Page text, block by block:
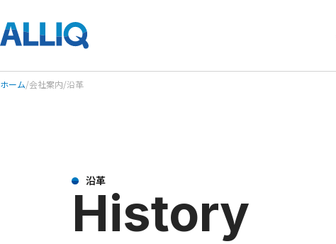
ホーム/会社案内/沿革
沿革
History